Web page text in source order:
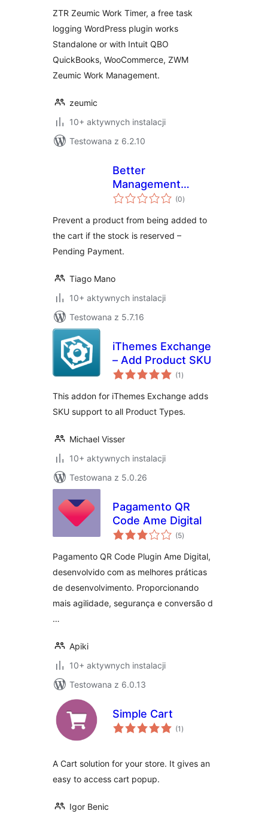
ZTR Zeumic Work Timer, a free task
logging WordPress plugin works
Standalone or with Intuit QBO
QuickBooks, WooCommerce, ZWM
Zeumic Work Management.
zeumic
10+ aktywnych instalacji
Testowana z 6.2.10
Better
Management
Reserved Stock –
(0wszystkich
ocen
)
Prevent a product from being added to
the cart if the stock is reserved –
Pending Payment.
Tiago Mano
10+ aktywnych instalacji
Testowana z 5.7.16
iThemes Exchange
– Add Product SKU
(1 wszystkich
ocen
)
This addon for iThemes Exchange adds
SKU support to all Product Types.
Michael Visser
10+ aktywnych instalacji
Testowana z 5.0.26
Pagamento QR
Code Ame Digital
(5wszystkich
ocen
)
Pagamento QR Code Plugin Ame Digital,
desenvolvido com as melhores práticas
de desenvolvimento. Proporcionando
mais agilidade, segurança e conversão d
…
Apiki
10+ aktywnych instalacji
Testowana z 6.0.13
Simple Cart
(1 wszystkich
ocen
)
A Cart solution for your store. It gives an
easy to access cart popup.
Igor Benic